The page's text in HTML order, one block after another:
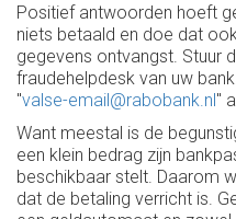
Positief antwoorden hoeft
niets betaald en doe dat
gegevens ontvangst. Stuur
fraudehelpdesk van uw
"valse-email@rabobank.nl"
Want meestal is de
een klein bedrag zijn
beschikbaar stelt. Daarom
dat de betaling verricht is.